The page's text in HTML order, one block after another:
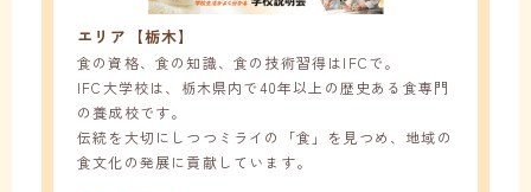
エリア【栃木】
食の資格、食の知識、食の技術習得はIFCで。
IFC大学校は、栃木県内で40年以上の歴史ある食専門
の養成校です。
伝統を大切にしつつミライの「食」を見つめ、地域の
食文化の発展に貢献しています。